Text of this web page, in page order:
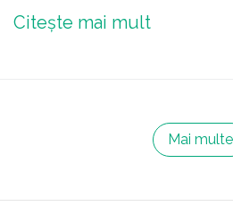
Citește mai mult
Mai multe